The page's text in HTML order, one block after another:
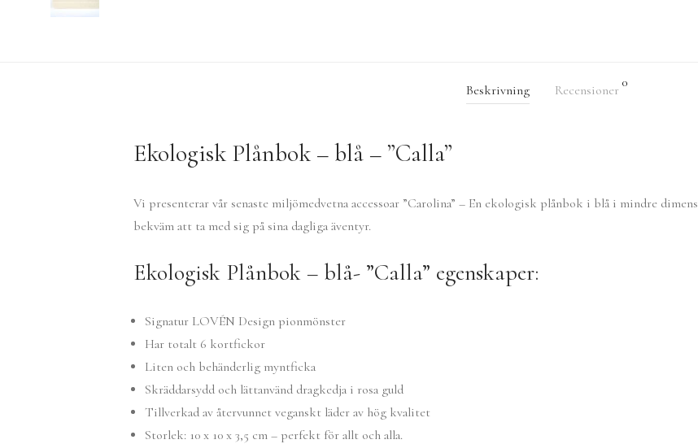
Beskrivning Recensioner 0
Ekologisk Plånbok – blå – ”Calla”
Vi presenterar vår senaste miljömedvetna accessoar ”Carolina” – En ekologisk plånbok i blå i mindre
bekväm att ta med sig på sina dagliga äventyr.
Ekologisk Plånbok – blå- ”Calla” egenskaper:
Signatur LOVÉN Design pionmönster
Har totalt 6 kortfickor
Liten och behänderlig myntficka
Skräddarsydd och lättanvänd dragkedja i rosa guld
Tillverkad av återvunnet veganskt läder av hög kvalitet
Storlek: 10 x 10 x 3,5 cm – perfekt för allt och alla.